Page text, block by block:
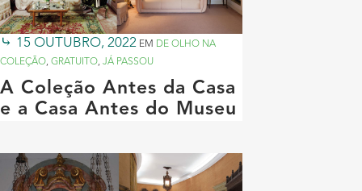
15 OUTUBRO, 2022 EM DE OLHO NA
COLEÇÃO, GRATUITO, JÁ PASSOU
A Coleção Antes da Casa
e a Casa Antes do Museu